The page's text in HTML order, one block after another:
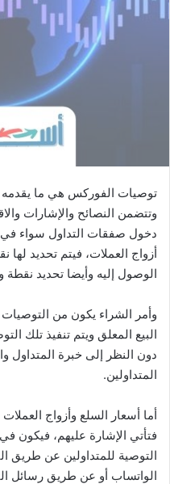
توصيات الفوركس هي ما
وتتضمن النصائح والإشارات
دخول صفقات التداول سواء في
أزواج العملات، فيتم تحديد لها
الوصول إليه وأيضا تحديد
وأمر الشراء يكون من
البيع المعلق ويتم تنفيذ تلك
دون النظر إلى خبرة المتداول
المتداولين.
أما أسعار السلع وأزواج
فتأتي الإشارة عليهم، فيكون
التوصية للمتداولين عن طريق
الواتساب أو عن طريق رسائل